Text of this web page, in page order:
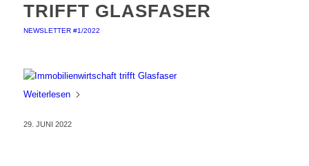
TRIFFT GLASFASER
NEWSLETTER #1/2022
Weiterlesen
29. JUNI 2022